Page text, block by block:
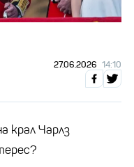
27.06.2026 14:10
крал Чарлз